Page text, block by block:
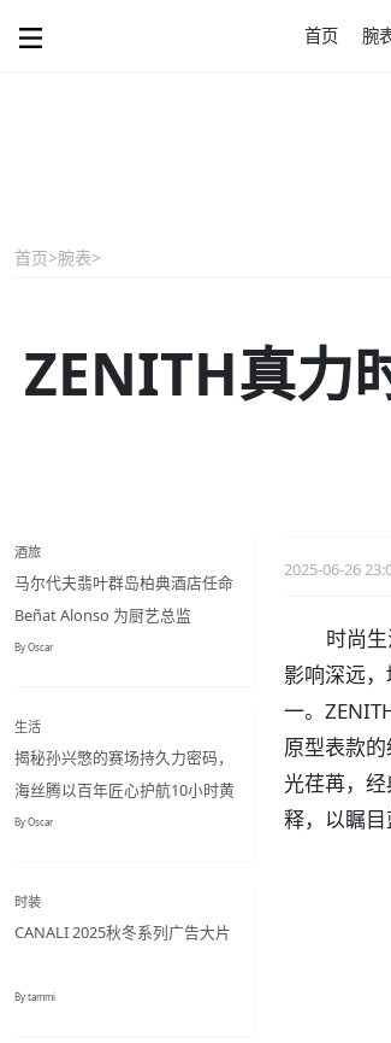
首页 腕
首页>腕表>
ZENITH真力
酒旅
马尔代夫翡叶群岛柏典酒店任命
Beñat Alonso 为厨艺总监
By Oscar
生活
揭秘孙兴慜的赛场持久力密码，
海丝腾以百年匠心护航10小时黄
金睡眠
By Oscar
时装
CANALI 2025秋冬系列广告大片
By tammi
2025-06-26
时尚
影响深远
一。
原型表款
光荏苒，
释，以瞩目